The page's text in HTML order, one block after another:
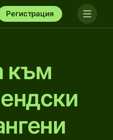
Регистрация
към